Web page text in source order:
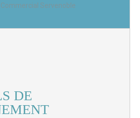
Servenoble
DE